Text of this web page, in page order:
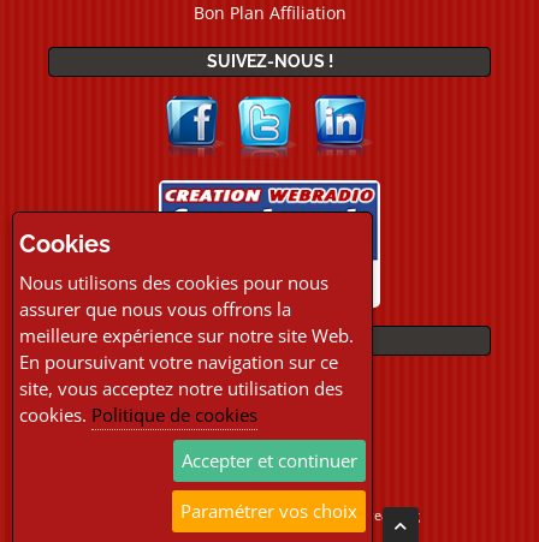
Bon Plan Affiliation
SUIVEZ-NOUS !
PAIEMENTS
Copyright © 2026 Location Webradio Streaming
Tous droits réservés
Cookies
Nous utilisons des cookies pour nous
assurer que nous vous offrons la
meilleure expérience sur notre site Web.
En poursuivant votre navigation sur ce
site, vous acceptez notre utilisation des
cookies. Politique de cookies
Accepter et continuer
Paramétrer vos choix